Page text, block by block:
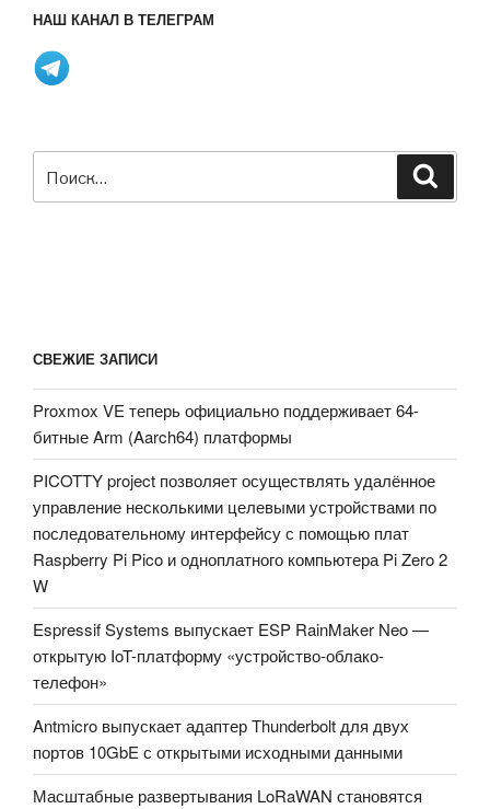
НАШ КАНАЛ В ТЕЛЕГРАМ
СВЕЖИЕ ЗАПИСИ
Proxmox VE теперь официально поддерживает 64-
битные Arm (Aarch64) платформы
PICOTTY project позволяет осуществлять удалённое
управление несколькими целевыми устройствами по
последовательному интерфейсу с помощью плат
Raspberry Pi Pico и одноплатного компьютера Pi Zero 2
W
Espressif Systems выпускает ESP RainMaker Neo —
открытую IoT-платформу «устройство-облако-
телефон»
Antmicro выпускает адаптер Thunderbolt для двух
портов 10GbE с открытыми исходными данными
Масштабные развертывания LoRaWAN становятся